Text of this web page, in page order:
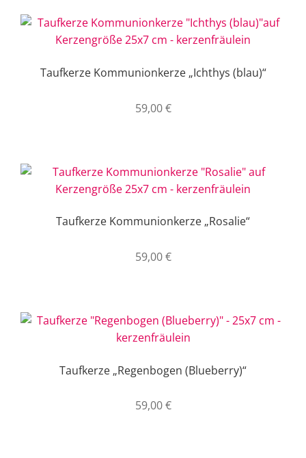
Taufkerze Kommunionkerze „Ichthys (blau)“
59,00€
Taufkerze Kommunionkerze „Rosalie“
59,00€
Taufkerze „Regenbogen (Blueberry)“
59,00€